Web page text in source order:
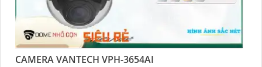
CAMERA VANTECH VPH-3654AI